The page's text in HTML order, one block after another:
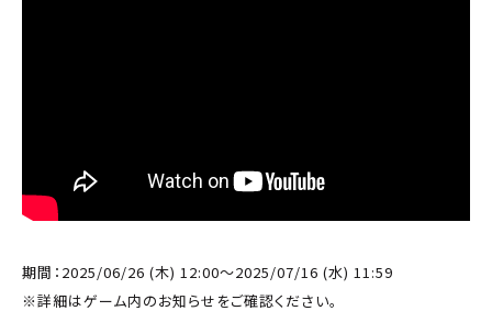
期間：2025/06/26 (木) 12:00～2025/07/16 (水) 11:59
※詳細はゲーム内のお知らせをご確認ください。